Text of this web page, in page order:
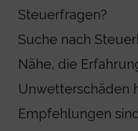
Steuerfragen?
Suche nach
Nähe, die
Unwetterschäden
Empfehlungen